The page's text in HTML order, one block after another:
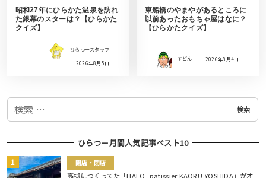
昭和27年にひらかた温泉を訪れ
た銀幕のスターは？【ひらかた
クイズ】
ひらつースタッフ
2026年8月5日
東船橋のやまやがあるところに
以前あったおもちゃ屋はなに？
【ひらかたクイズ】
すどん 2026年8月4日
検
検索
ひらつー月間人気記事ベスト10
開店・閉店
高槻につくってた「HALO, patissier KAORU YOSHIDA」がオ